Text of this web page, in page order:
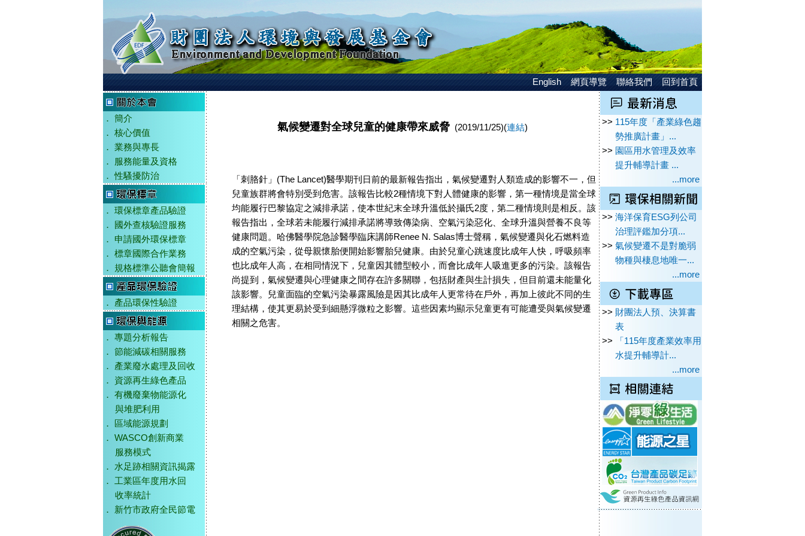
English 網頁導覽 聯絡我們 回到首頁
．
簡介
．
核心價值
．
業務與專長
．
服務能量及資格
．
性騷擾防治
．
環保標章產品驗證
．
國外查核驗證服務
．
申請國外環保標章
．
標章國際合作業務
．
規格標準公聽會簡報
． 產品環保性驗證
．
專題分析報告
．
節能減碳相關服務
．
產業廢水處理及回收
．
資源再生綠色產品
．
有機廢棄物能源化
與堆肥利用
．
區域能源規劃
．
WASCO創新商業
服務模式
．
水足跡相關資訊揭露
．
工業區年度用水回
收率統計
．
新竹市政府全民節電
氣候變遷對全球兒童的健康帶來威脅 (2019/11/25)(連結)
「刺胳針」(The Lancet)醫學期刊日前的最新報告指出，氣候變遷對人類造成的影響不一，但
兒童族群將會特別受到危害。該報告比較2種情境下對人體健康的影響，第一種情境是當全球
均能履行巴黎協定之減排承諾，使本世紀末全球升溫低於攝氏2度，第二種情境則是相反。該
報告指出，全球若未能履行減排承諾將導致傳染病、空氣污染惡化、全球升溫與營養不良等
健康問題。哈佛醫學院急診醫學臨床講師Renee N. Salas博士聲稱，氣候變遷與化石燃料造
成的空氣污染，從母親懷胎便開始影響胎兒健康。由於兒童心跳速度比成年人快，呼吸頻率
也比成年人高，在相同情況下，兒童因其體型較小，而會比成年人吸進更多的污染。該報告
尚提到，氣候變遷與心理健康之間存在許多關聯，包括財產與生計損失，但目前還未能量化
該影響。兒童面臨的空氣污染暴露風險是因其比成年人更常待在戶外，再加上彼此不同的生
理結構，使其更易於受到細懸浮微粒之影響。這些因素均顯示兒童更有可能遭受與氣候變遷
相關之危害。
>> 115年度「產業綠色趨
勢推廣計畫」...
>> 園區用水管理及效率
提升輔導計畫 ...
...more
>> 海洋保育ESG列公司
治理評鑑加分項...
>> 氣候變遷不是對脆弱
物種與棲息地唯一...
...more
>> 財團法人預、決算書
表
>>
「115年度產業效率用
水提升輔導計...
...more